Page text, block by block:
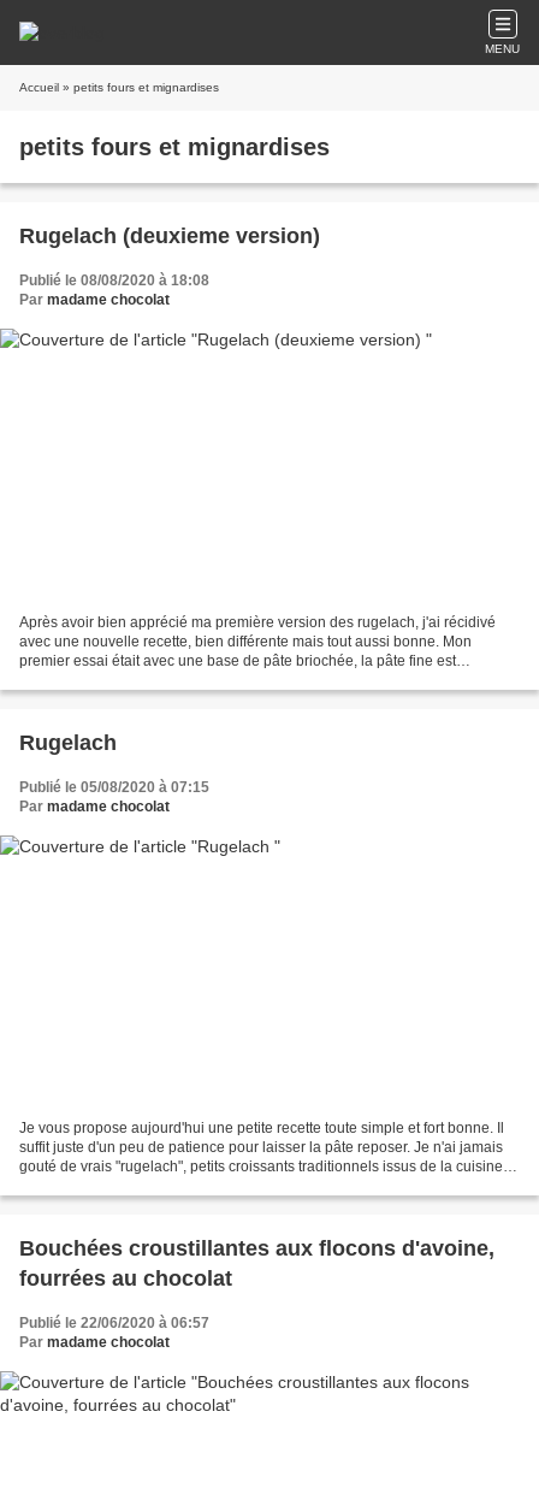
MENU
Accueil » petits fours et mignardises
petits fours et mignardises
Rugelach (deuxieme version)
Publié le 08/08/2020 à 18:08
Par madame chocolat
Après avoir bien apprécié ma première version des rugelach, j'ai récidivé
avec une nouvelle recette, bien différente mais tout aussi bonne. Mon
premier essai était avec une base de pâte briochée, la pâte fine est
Rugelach
Publié le 05/08/2020 à 07:15
Par madame chocolat
Je vous propose aujourd'hui une petite recette toute simple et fort bonne. Il
suffit juste d'un peu de patience pour laisser la pâte reposer. Je n'ai jamais
gouté de vrais "rugelach", petits croissants traditionnels issus de la cuisine
Bouchées croustillantes aux flocons d'avoine,
fourrées au chocolat
Publié le 22/06/2020 à 06:57
Par madame chocolat